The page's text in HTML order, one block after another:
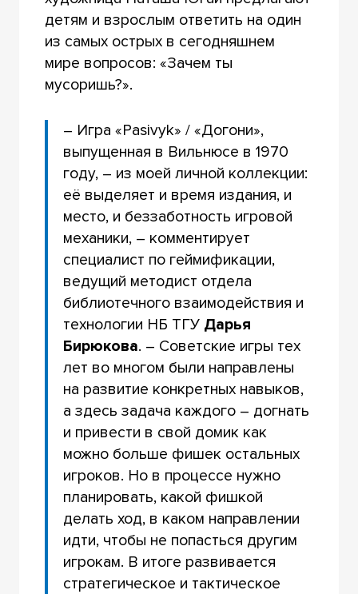
детям и взрослым ответить на один
из самых острых в сегодняшнем
мире вопросов: «Зачем ты
мусоришь?».
– Игра «Pasivyk» / «Догони»,
выпущенная в Вильнюсе в 1970
году, – из моей личной коллекции:
её выделяет и время издания, и
место, и беззаботность игровой
механики, – комментирует
специалист по геймификации,
ведущий методист отдела
библиотечного взаимодействия и
технологии НБ ТГУ Дарья
Бирюкова. – Советские игры тех
лет во многом были направлены
на развитие конкретных навыков,
а здесь задача каждого – догнать
и привести в свой домик как
можно больше фишек остальных
игроков. Но в процессе нужно
планировать, какой фишкой
делать ход, в каком направлении
идти, чтобы не попасться другим
игрокам. В итоге развивается
стратегическое и тактическое